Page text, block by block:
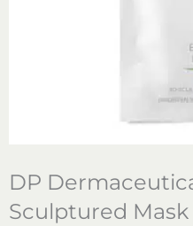
DP
Sculptured